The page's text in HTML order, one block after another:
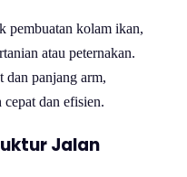
pembuatan kolam ikan,
atau peternakan.
dan panjang arm,
dan efisien.
Jalan